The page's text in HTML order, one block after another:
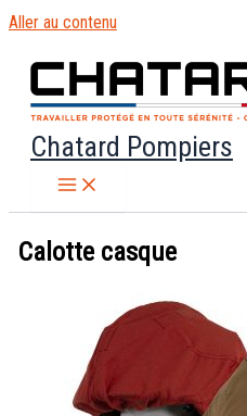
Aller au contenu
Chatard Pompiers
Calotte casque